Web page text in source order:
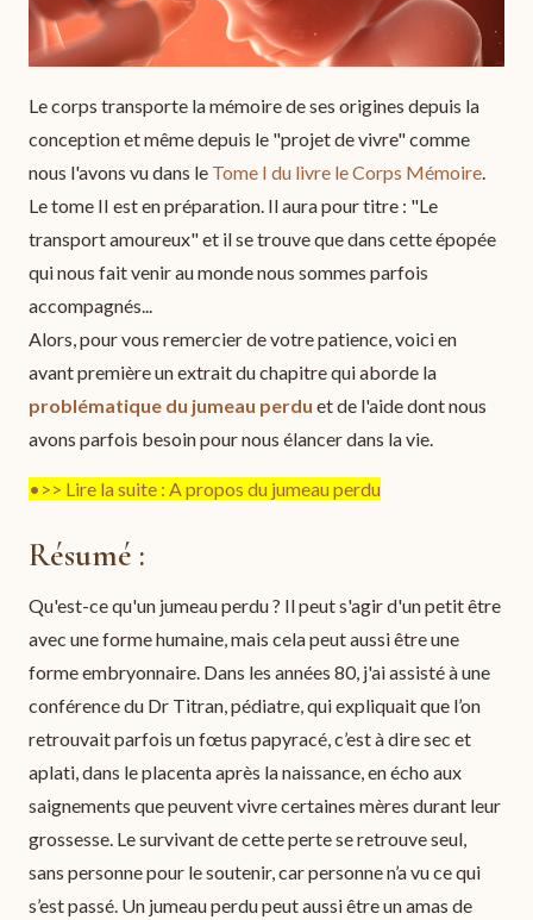
Le corps transporte la mémoire de ses origines depuis la
conception et même depuis le "projet de vivre" comme
nous l'avons vu dans le Tome I du livre le Corps Mémoire.
Le tome II est en préparation. Il aura pour titre : "Le
transport amoureux" et il se trouve que dans cette épopée
qui nous fait venir au monde nous sommes parfois
accompagnés...
Alors, pour vous remercier de votre patience, voici en
avant première un extrait du chapitre qui aborde la
problématique du jumeau perdu et de l'aide dont nous
avons parfois besoin pour nous élancer dans la vie.
•>> Lire la suite : A propos du jumeau perdu
Résumé :
Qu'est-ce qu'un jumeau perdu ? Il peut s'agir d'un petit être
avec une forme humaine, mais cela peut aussi être une
forme embryonnaire. Dans les années 80, j'ai assisté à une
conférence du Dr Titran, pédiatre, qui expliquait que l’on
retrouvait parfois un fœtus papyracé, c’est à dire sec et
aplati, dans le placenta après la naissance, en écho aux
saignements que peuvent vivre certaines mères durant leur
grossesse. Le survivant de cette perte se retrouve seul,
sans personne pour le soutenir, car personne n’a vu ce qui
s’est passé. Un jumeau perdu peut aussi être un amas de